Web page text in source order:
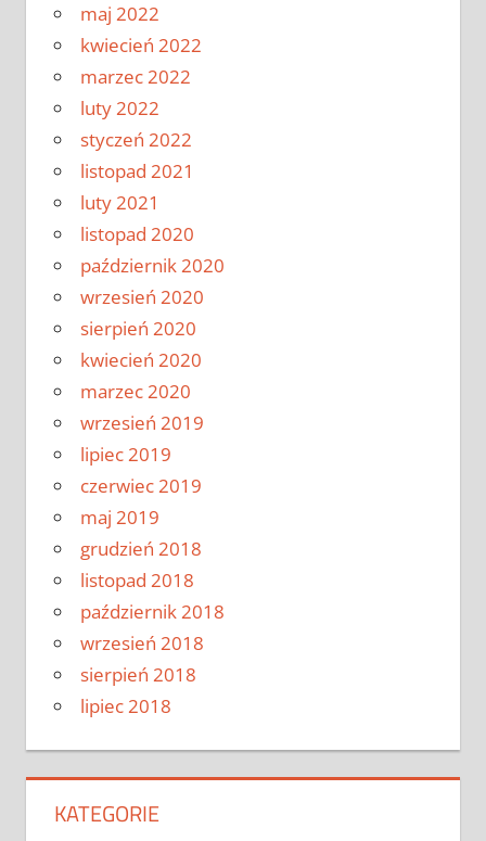
maj 2022
kwiecień 2022
marzec 2022
luty 2022
styczeń 2022
listopad 2021
luty 2021
listopad 2020
październik 2020
wrzesień 2020
sierpień 2020
kwiecień 2020
marzec 2020
wrzesień 2019
lipiec 2019
czerwiec 2019
maj 2019
grudzień 2018
listopad 2018
październik 2018
wrzesień 2018
sierpień 2018
lipiec 2018
KATEGORIE